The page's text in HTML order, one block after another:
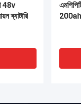
ওয়াল
লিথিয়াম